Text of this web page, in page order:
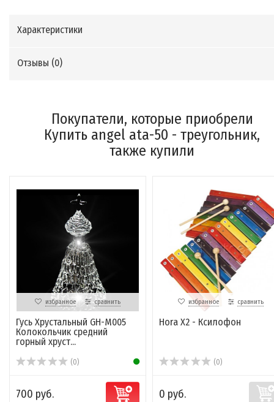
Характеристики
Отзывы (0)
Покупатели, которые приобрели
Купить angel ata-50 - треугольник,
также купили
избранное сравнить
Гусь Хрустальный GH-M005
Колокольчик средний
горный хруст...
(0)
700 руб.
избранное сравнить
Hora X2 - Ксилофон
(0)
0 руб.